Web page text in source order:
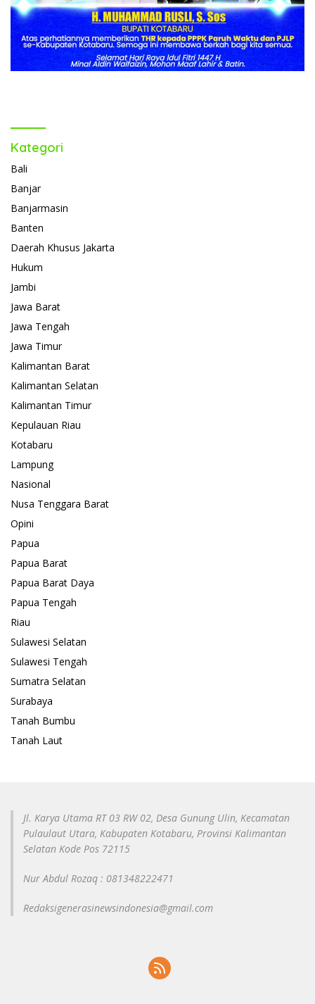
Kategori
Bali
Banjar
Banjarmasin
Banten
Daerah Khusus Jakarta
Hukum
Jambi
Jawa Barat
Jawa Tengah
Jawa Timur
Kalimantan Barat
Kalimantan Selatan
Kalimantan Timur
Kepulauan Riau
Kotabaru
Lampung
Nasional
Nusa Tenggara Barat
Opini
Papua
Papua Barat
Papua Barat Daya
Papua Tengah
Riau
Sulawesi Selatan
Sulawesi Tengah
Sumatra Selatan
Surabaya
Tanah Bumbu
Tanah Laut
Jl. Karya Utama RT 03 RW 02, Desa Gunung Ulin, Kecamatan
Pulaulaut Utara, Kabupaten Kotabaru, Provinsi Kalimantan
Selatan Kode Pos 72115
Nur Abdul Rozaq : 081348222471
Redaksigenerasinewsindonesia@gmail.com